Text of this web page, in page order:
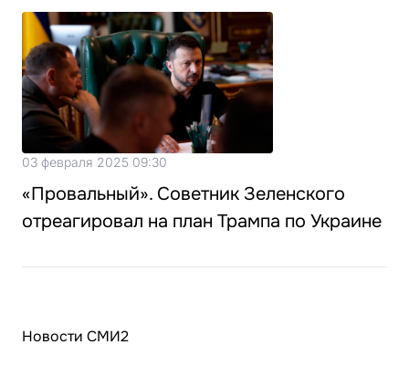
03 февраля 2025 09:30
«Провальный». Советник Зеленского
отреагировал на план Трампа по Украине
Новости СМИ2